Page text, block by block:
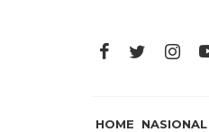
HOME NASIONAL